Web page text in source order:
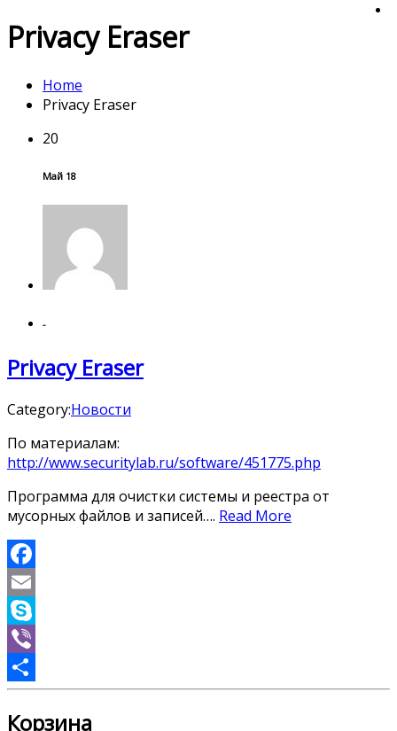
Privacy Eraser
Home
Privacy Eraser
20
Май 18
-
Privacy Eraser
Category:Новости
По материалам:
http://www.securitylab.ru/software/451775.php
Программа для очистки системы и реестра от
мусорных файлов и записей…. Read More
Facebook
Email
Skype
Viber
Отправить
Корзина